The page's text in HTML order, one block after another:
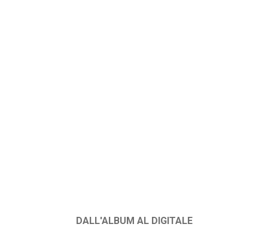
DALL'ALBUM AL DIGITALE